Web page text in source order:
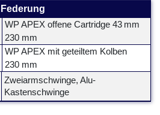
Federung
WP APEX offene Cartridge 43 mm
230 mm
WP APEX mit geteiltem Kolben
230 mm
Zweiarmschwinge, Alu-
Kastenschwinge